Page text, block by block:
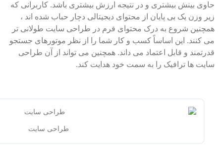
حاوی بینش بیشتری و در نتیجه ارزش بیشتری باشد. کاربرانی که
زیر وزن یک بی پایان از محتوای دیجیتالی دچار حباب شده اند ،
همچنین شروع به درک محتوای فرم در طراحی سایت طولانی تر
می کنند. این اساساً کسب و کار شما را از نظر موتورهای جستجو
قدرتمند و قابل اعتماد می داند. همچنین می تواند از آن طراحی
سایت ها ترافیک را به سمت خود هدایت کند.
طراحی سایت